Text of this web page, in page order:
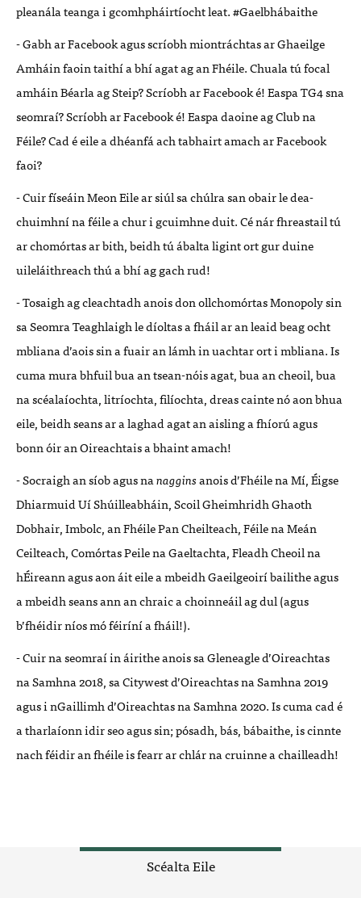
pleanála teanga i gcomhpháirtíocht leat. #Gaelbhábaithe
- Gabh ar Facebook agus scríobh miontráchtas ar Ghaeilge
Amháin faoin taithí a bhí agat ag an Fhéile. Chuala tú focal
amháin Béarla ag Steip? Scríobh ar Facebook é! Easpa TG4 sna
seomraí? Scríobh ar Facebook é! Easpa daoine ag Club na
Féile? Cad é eile a dhéanfá ach tabhairt amach ar Facebook
faoi?
- Cuir físeáin Meon Eile ar siúl sa chúlra san obair le dea-
chuimhní na féile a chur i gcuimhne duit. Cé nár fhreastail tú
ar chomórtas ar bith, beidh tú ábalta ligint ort gur duine
uileláithreach thú a bhí ag gach rud!
- Tosaigh ag cleachtadh anois don ollchomórtas Monopoly sin
sa Seomra Teaghlaigh le díoltas a fháil ar an leaid beag ocht
mbliana d’aois sin a fuair an lámh in uachtar ort i mbliana. Is
cuma mura bhfuil bua an tsean-nóis agat, bua an cheoil, bua
na scéalaíochta, litríochta, filíochta, dreas cainte nó aon bhua
eile, beidh seans ar a laghad agat an aisling a fhíorú agus
bonn óir an Oireachtais a bhaint amach!
- Socraigh an síob agus nanagginsanois d’Fhéile na Mí, Éigse
Dhiarmuid Uí Shúilleabháin, Scoil Gheimhridh Ghaoth
Dobhair, Imbolc, an Fhéile Pan Cheilteach, Féile na Meán
Ceilteach, Comórtas Peile na Gaeltachta, Fleadh Cheoil na
hÉireann agus aon áit eile a mbeidh Gaeilgeoirí bailithe agus
a mbeidh seans ann an chraic a choinneáil ag dul (agus
b’fhéidir níos mó féiríní a fháil!).
- Cuir na seomraí in áirithe anois sa Gleneagle d’Oireachtas
na Samhna 2018, sa Citywest d’Oireachtas na Samhna 2019
agus i nGaillimh d’Oireachtas na Samhna 2020. Is cuma cad é
a tharlaíonn idir seo agus sin; pósadh, bás, bábaithe, is cinnte
nach féidir an fhéile is fearr ar chlár na cruinne a chailleadh!
Scéalta Eile